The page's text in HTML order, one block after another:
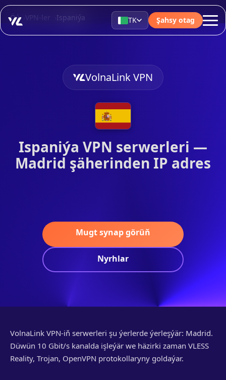
TK Şahsy otag
Öý VPN-ler Ispaniýa
VolnaLink VPN
Ispaniýa VPN serwerleri —
Madrid şäherinden IP adres
Mugt synap görüň
Nyrhlar
VolnaLink VPN-iň serwerleri şu ýerlerde ýerleşýär: Madrid.
Düwün 10 Gbit/s kanalda işleýär we häzirki zaman VLESS
Reality, Trojan, OpenVPN protokollaryny goldaýar.